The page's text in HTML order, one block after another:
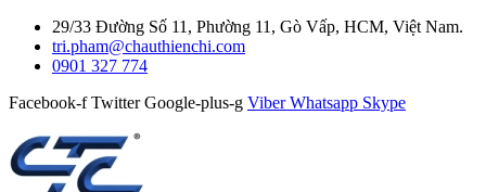
29/33 Đường Số 11, Phường 11, Gò Vấp, HCM, Việt Nam.
tri.pham@chauthienchi.com
0901 327 774
Facebook-f Twitter Google-plus-g Viber Whatsapp Skype